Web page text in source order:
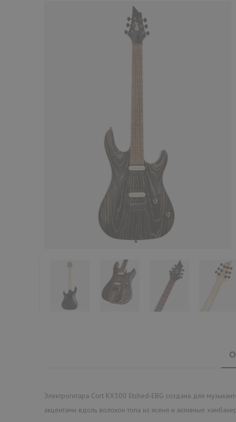
Электрогитара Cort KX300 Etched-EBG создана для
акцентами вдоль волокон топа из ясеня и активные